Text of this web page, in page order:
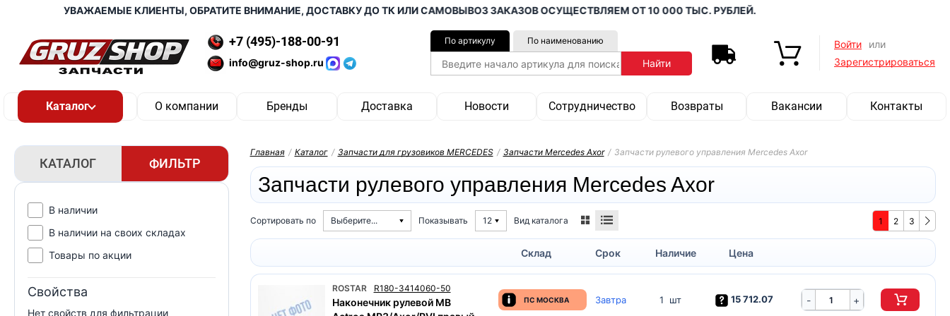
УВАЖАЕМЫЕ КЛИЕНТЫ, ОБРАТИТЕ ВНИМАНИЕ, ДОСТАВКУ ДО ТК ИЛИ САМОВЫВОЗ ЗАКАЗОВ ОСУЩЕСТВЛЯЕМ ОТ 10 000 ТЫС. РУБЛЕЙ.
+7 (495)-188-00-91
info@gruz-shop.ru
По артикулу По наименованию Войти
или
Зарегистрироваться
О компании Бренды Доставка Новости Сотрудничество Возвраты Вакансии Контакты
КАТАЛОГ ФИЛЬТР
В наличии
В наличии на своих складах
Товары по акции
Свойства
Нет свойств для фильтрации
Главная / Каталог / Запчасти для грузовиков MERCEDES / Запчасти Mercedes Axor / Запчасти рулевого управления Mercedes Axor
Запчасти рулевого управления Mercedes Axor
Сортировать по Выберите... Показывать 12 Вид каталога 1 2 3
Склад Срок Наличие Цена
ROSTAR R180-3414060-50
Наконечник рулевой MB
ПС МОСКВА Завтра 1 шт 15 712.07 - +